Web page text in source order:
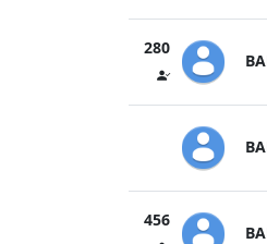
280
456